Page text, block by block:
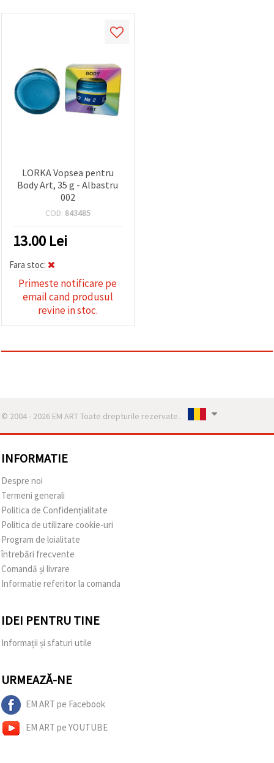
LORKA Vopsea pentru
Body Art, 35 g - Albastru
002
COD: 843485
13.00 Lei
Fara stoc:
Primeste notificare pe
email cand produsul
revine in stoc.
© 2004 - 2026 EM ART Toate drepturile rezervate..
INFORMATIE
Despre noi
Termeni generali
Politica de Confidențialitate
Politica de utilizare cookie-uri
Program de loialitate
întrebări frecvente
Comandă și livrare
Informatie referitor la comanda
IDEI PENTRU TINE
Informații și sfaturi utile
URMEAZĂ-NE
EM ART pe Facebook
EM ART pe YOUTUBE